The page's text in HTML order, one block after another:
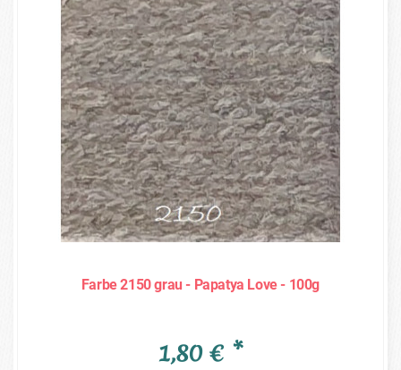
Farbe 2150 grau - Papatya Love - 100g
1,80 € *